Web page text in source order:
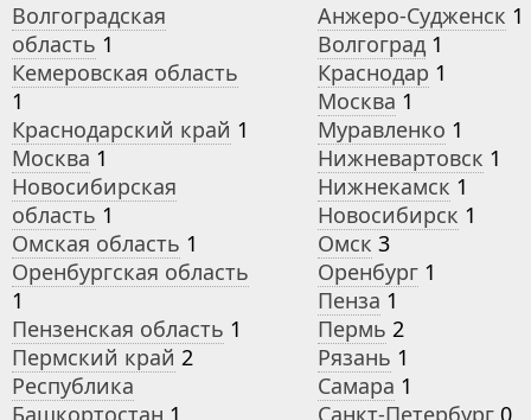
Волгоградская
область 1
Кемеровская область
1
Краснодарский край 1
Москва 1
Новосибирская
область 1
Омская область 1
Оренбургская область
1
Пензенская область 1
Пермский край 2
Республика
Башкортостан 1
Анжеро-Судженск 1
Волгоград 1
Краснодар 1
Москва 1
Муравленко 1
Нижневартовск 1
Нижнекамск 1
Новосибирск 1
Омск 3
Оренбург 1
Пенза 1
Пермь 2
Рязань 1
Самара 1
Санкт-Петербург 0